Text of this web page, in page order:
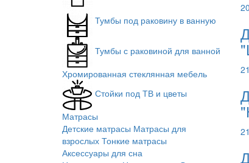
Тумбы под раковину в ванную
Тумбы с раковиной для ванной
Хромированная стеклянная мебель
Стойки под ТВ и цветы
Матрасы
Детские матрасы Матрасы для
взрослых Тонкие матрасы
Аксессуары для сна